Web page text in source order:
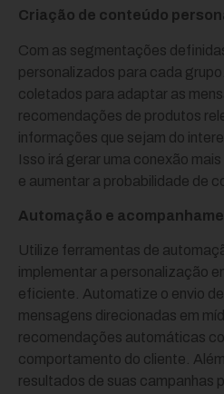
Criação de conteúdo
Com as segmentações
personalizados para cada
coletados para adaptar as
recomendações de produtos
informações que sejam do
Isso irá gerar uma conexão
e aumentar a probabilidade de
Automação e
Utilize ferramentas de
implementar a personalização
eficiente. Automatize o envio
mensagens direcionadas em
recomendações automáticas
comportamento do cliente.
resultados de suas campanhas